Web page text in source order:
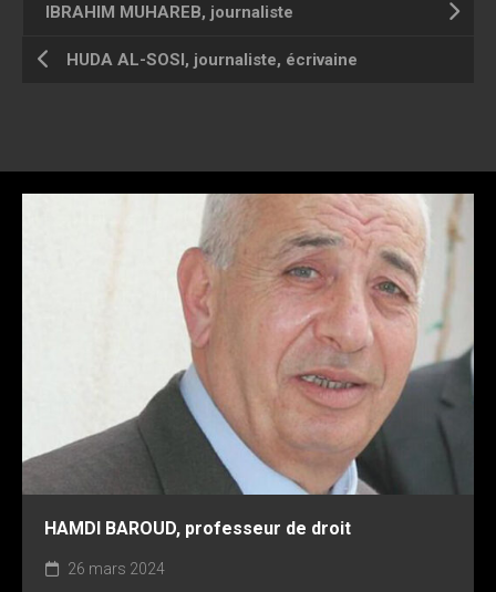
IBRAHIM MUHAREB, journaliste
HUDA AL-SOSI, journaliste, écrivaine
HAMDI BAROUD, professeur de droit
26 mars 2024